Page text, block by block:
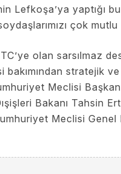
Lefkoşa’ya yaptığı
çok mutlu
olan sarsılmaz
bakımından stratejik
Meclisi
Bakanı Tahsin
Meclisi